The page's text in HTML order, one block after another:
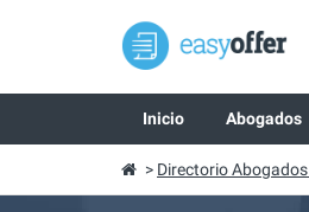
Inicio Abogados
> Directorio Abogados